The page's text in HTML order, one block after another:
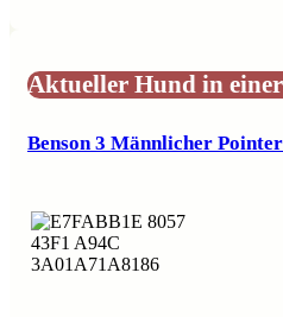
Aktueller Hund in
Benson 3 Männlicher